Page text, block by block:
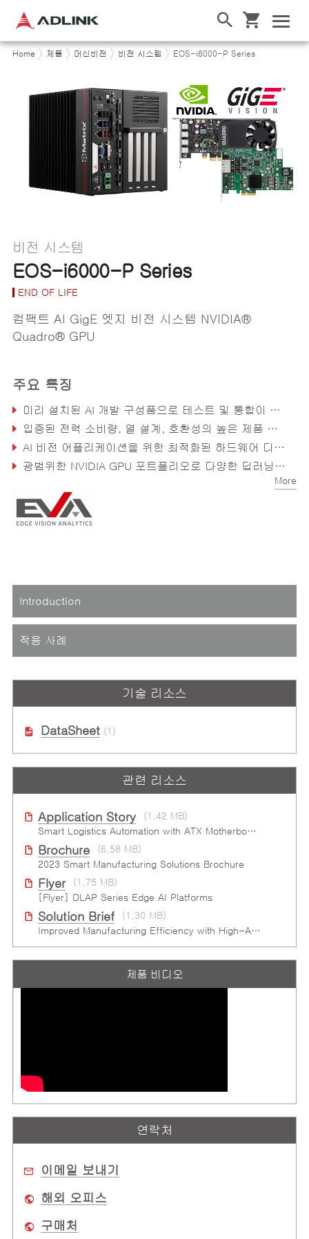
Home 제품 머신비전 비전 시스템 EOS-i6000-P Series
비전 시스템
EOS-i6000-P Series
END OF LIFE
컴팩트 AI GigE 엣지 비전 시스템 NVIDIA®
Quadro® GPU
주요 특징
미리 설치된 AI 개발 구성품으로 테스트 및 통합이 간편해져 개발속도 단축
입증된 전력 소비량, 열 설계, 호환성의 높은 제품 신뢰성
AI 비전 어플리케이션을 위한 최적화된 하드웨어 디자인 및 성능
광범위한 NVIDIA GPU 포트폴리오로 다양한 딥러닝 어플리케이션 지원
More
Introduction
적용 사례
기술 리소스
DataSheet(1)
관련 리소스
Application Story
(1.42 MB)
Smart Logistics Automation with ATX Motherboard
Brochure
(6.58 MB)
2023 Smart Manufacturing Solutions Brochure
Flyer
(1.75 MB)
[Flyer] DLAP Series Edge AI Platforms
Solution Brief
(1.30 MB)
Improved Manufacturing Efficiency with High-Accuracy Automated Optical Inspection
제품 비디오
연락처
이메일 보내기
해외 오피스
구매처